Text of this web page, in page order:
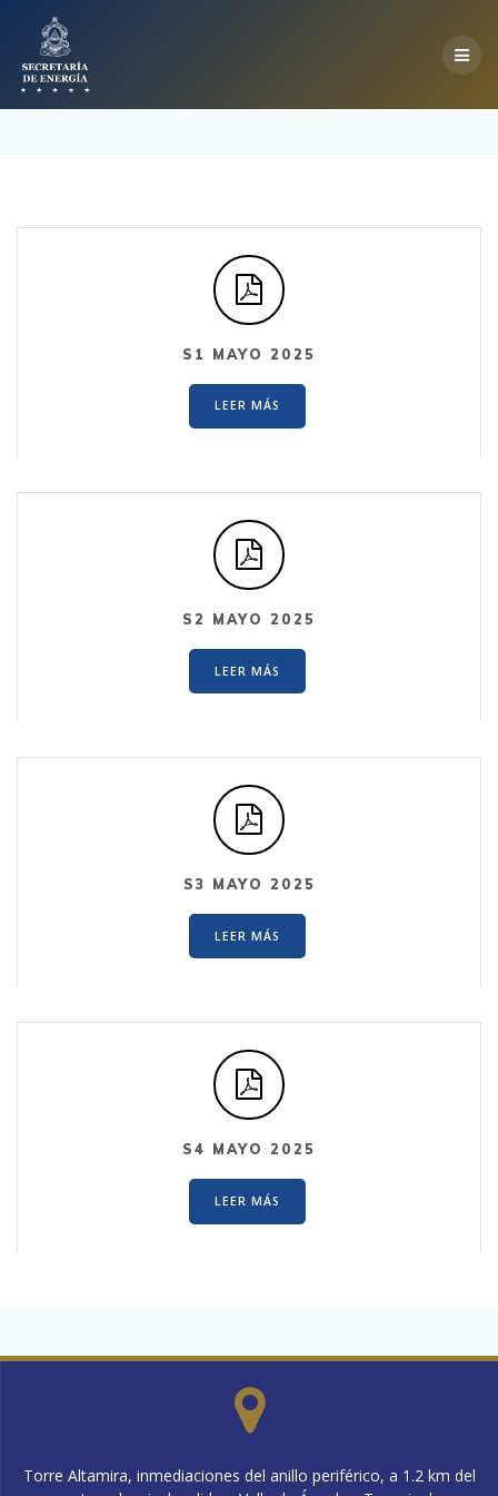
S1 MAYO 2025
LEER MÁS
S2 MAYO 2025
LEER MÁS
S3 MAYO 2025
LEER MÁS
S4 MAYO 2025
LEER MÁS
Torre Altamira, inmediaciones del anillo periférico, a 1.2 km del